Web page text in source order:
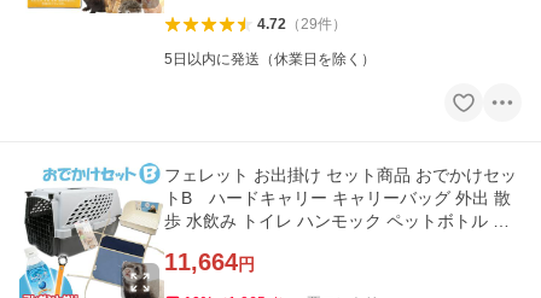
4.72（29件）
5日以内に発送（休業日を除く）
フェレット お出掛け セット商品 おでかけセッ
トB ハードキャリー キャリーバッグ 外出 散
歩 水飲み トイレ ハンモック ペットボトル 飲
11,664円